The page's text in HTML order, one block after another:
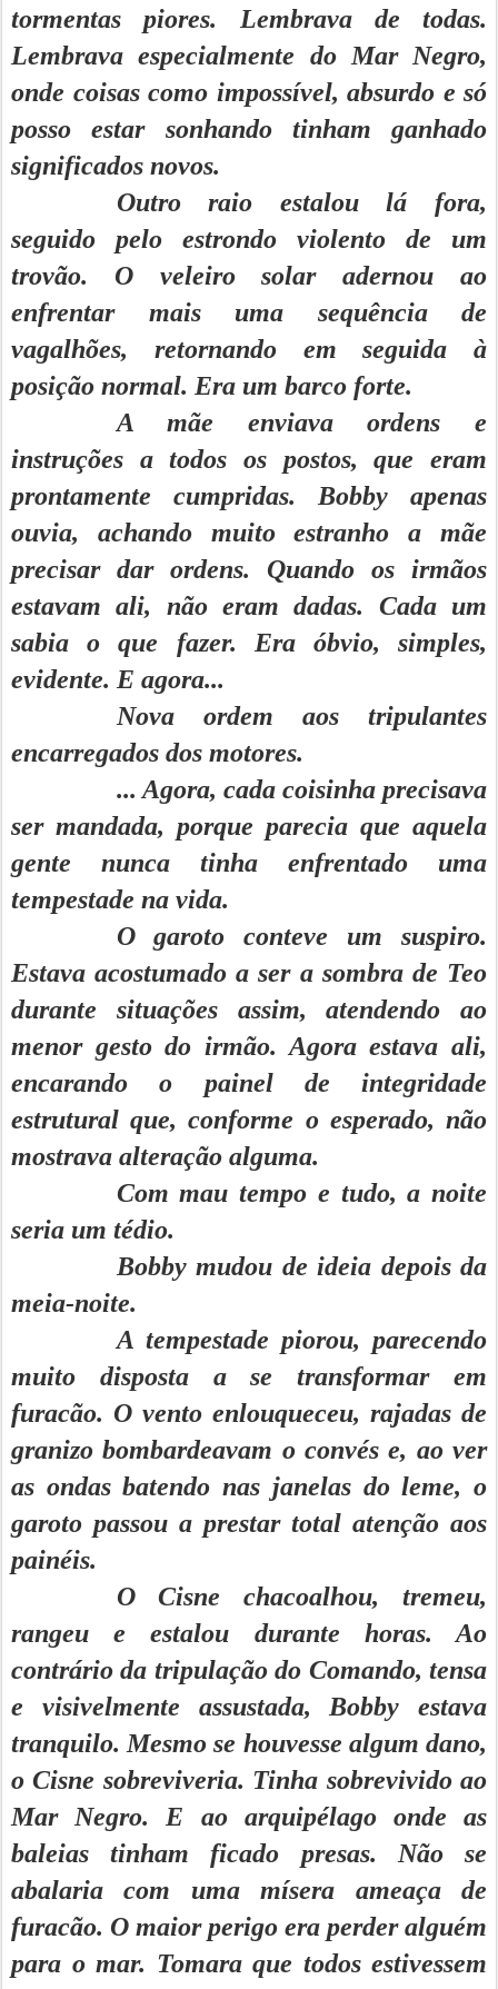
tormentas piores. Lembrava de todas.
Lembrava especialmente do Mar Negro,
onde coisas como impossível, absurdo e só
posso estar sonhando tinham ganhado
significados novos.
Outro raio estalou lá fora,
seguido pelo estrondo violento de um
trovão. O veleiro solar adernou ao
enfrentar mais uma sequência de
vagalhões, retornando em seguida à
posição normal. Era um barco forte.
A mãe enviava ordens e
instruções a todos os postos, que eram
prontamente cumpridas. Bobby apenas
ouvia, achando muito estranho a mãe
precisar dar ordens. Quando os irmãos
estavam ali, não eram dadas. Cada um
sabia o que fazer. Era óbvio, simples,
evidente. E agora...
Nova ordem aos tripulantes
encarregados dos motores.
... Agora, cada coisinha precisava
ser mandada, porque parecia que aquela
gente nunca tinha enfrentado uma
tempestade na vida.
O garoto conteve um suspiro.
Estava acostumado a ser a sombra de Teo
durante situações assim, atendendo ao
menor gesto do irmão. Agora estava ali,
encarando o painel de integridade
estrutural que, conforme o esperado, não
mostrava alteração alguma.
Com mau tempo e tudo, a noite
seria um tédio.
Bobby mudou de ideia depois da
meia-noite.
A tempestade piorou, parecendo
muito disposta a se transformar em
furacão. O vento enlouqueceu, rajadas de
granizo bombardeavam o convés e, ao ver
as ondas batendo nas janelas do leme, o
garoto passou a prestar total atenção aos
painéis.
O Cisne chacoalhou, tremeu,
rangeu e estalou durante horas. Ao
contrário da tripulação do Comando, tensa
e visivelmente assustada, Bobby estava
tranquilo. Mesmo se houvesse algum dano,
o Cisne sobreviveria. Tinha sobrevivido ao
Mar Negro. E ao arquipélago onde as
baleias tinham ficado presas. Não se
abalaria com uma mísera ameaça de
furacão. O maior perigo era perder alguém
para o mar. Tomara que todos estivessem